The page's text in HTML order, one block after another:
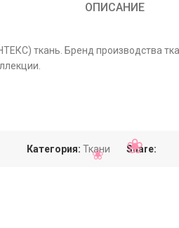
ОПИСАНИЕ
ткань. Бренд производства
Категория: Ткани Share: